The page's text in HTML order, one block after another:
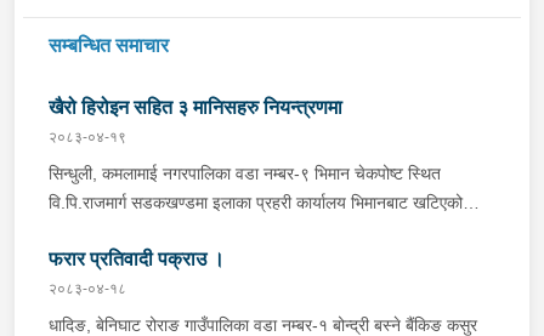
सम्बन्धित समाचार
खैरो हिरोइन सहित ३ मानिसहरु नियन्त्रणमा
२०८३-०४-१९
सिन्धुली, कमलामाई नगरपालिका वडा नम्बर-९ भिमान चेकपोष्ट स्थित
वि.पि.राजमार्ग सडकखण्डमा इलाका प्रहरी कार्यालय भिमानबाट खटिएको
बर्दिवासको संयुक्त टोलीले मोरङबाट काठमाण्डौ तर्फ जाँदै गरेको चालक
सिन्धुली कमलामाई नगरपालिका वडा नम्बर- १२ बस्ने बर्ष अन्दाजी-२९ को
चन्द्र बहादुर माझीले चलाएको म.प्र. व०४-००१ ज ००८६ नं. को
फरार प्रतिवादी पक्राउ ।
२०८३-०४-१८
धादिङ, बेनिघाट रोराङ गाउँपालिका वडा नम्बर-१ बोन्द्री बस्ने बैंकिङ कसुर